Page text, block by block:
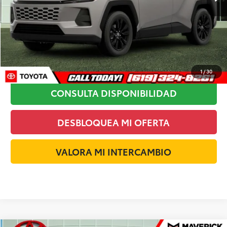
1/30
MSRP: $41,878
HACER CLIC PARA LLAMAR
CONSULTA DISPONIBILIDAD
DESBLOQUEA MI OFERTA
VALORA MI INTERCAMBIO